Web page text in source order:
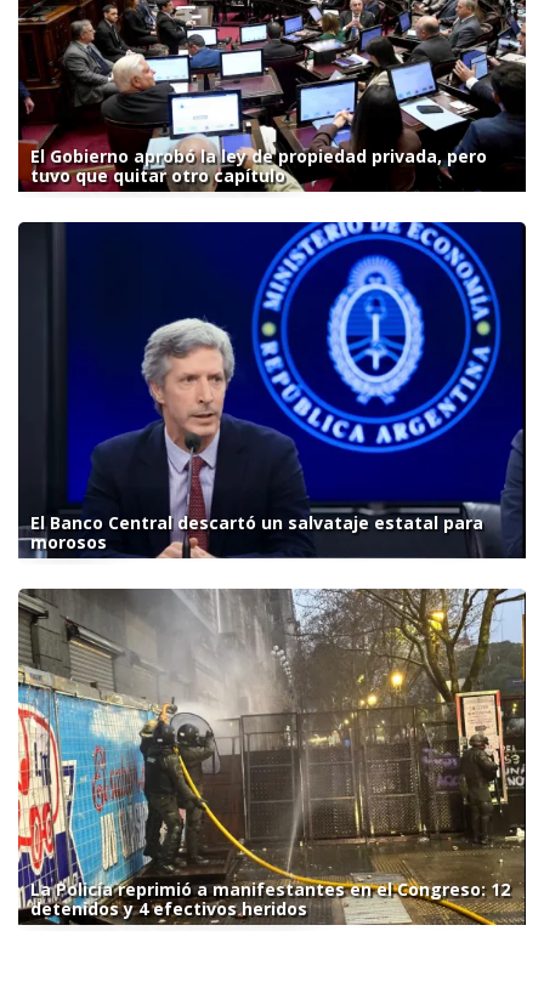
El Gobierno aprobó la ley de propiedad privada, pero
tuvo que quitar otro capítulo
El Banco Central descartó un salvataje estatal para
morosos
La Policía reprimió a manifestantes en el Congreso: 12
detenidos y 4 efectivos heridos